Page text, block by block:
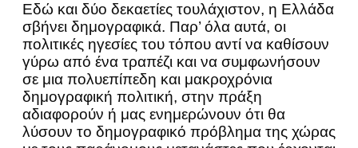
Εδώ και δύο δεκαετίες τουλάχιστον, η Ελλάδα
σβήνει δημογραφικά. Παρ’ όλα αυτά, οι
πολιτικές ηγεσίες του τόπου αντί να καθίσουν
γύρω από ένα τραπέζι και να συμφωνήσουν
σε μια πολυεπίπεδη και μακροχρόνια
δημογραφική πολιτική, στην πράξη
αδιαφορούν ή μας ενημερώνουν ότι θα
λύσουν το δημογραφικό πρόβλημα της χώρας